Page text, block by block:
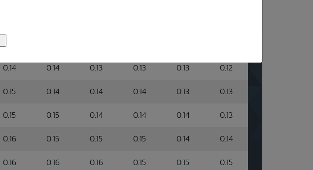
0.13
0.14 0.14 0.13 0.13 0.13 0.12
0.15 0.14 0.14 0.14 0.13 0.13
0.15 0.15 0.14 0.14 0.14 0.13
0.16 0.15 0.15 0.15 0.14 0.14
0.16 0.16 0.16 0.15 0.15 0.15